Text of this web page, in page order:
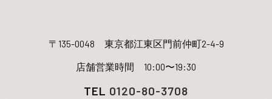
〒135-0048 東京都江東区門前仲町2-4-9
店舗営業時間 10:00〜19:30
TEL 0120-80-3708